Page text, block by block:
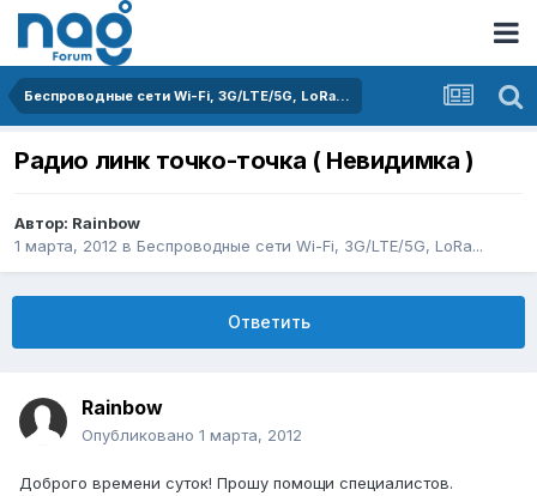
Беспроводные сети Wi-Fi, 3G/LTE/5G, LoRa...
Радио линк точко-точка ( Невидимка )
Автор: Rainbow
1 марта, 2012 в Беспроводные сети Wi-Fi, 3G/LTE/5G, LoRa...
Ответить
Rainbow
Опубликовано 1 марта, 2012
Доброго времени суток! Прошу помощи специалистов.